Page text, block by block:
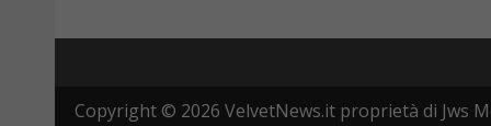
Copyright © 2026 VelvetNews.it proprietà di Jws